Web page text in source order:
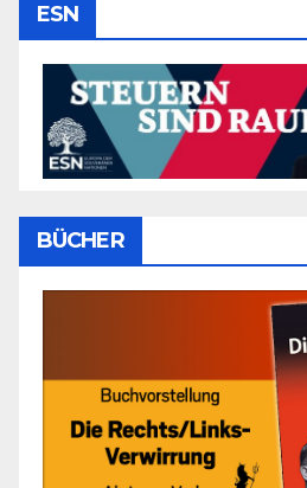
ESN
BÜCHER